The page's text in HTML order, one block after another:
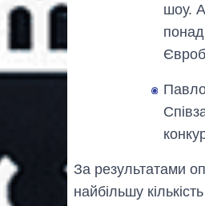
шоу.
За результатами
найбільшу